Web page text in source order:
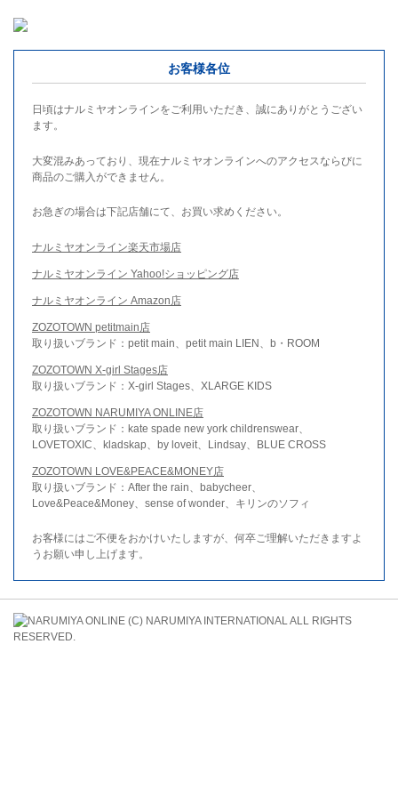
お客様各位
日頃はナルミヤオンラインをご利用いただき、誠にありがとうござい
ます。
大変混みあっており、現在ナルミヤオンラインへのアクセスならびに
商品のご購入ができません。
お急ぎの場合は下記店舗にて、お買い求めください。
ナルミヤオンライン楽天市場店
ナルミヤオンライン Yahoo!ショッピング店
ナルミヤオンライン Amazon店
ZOZOTOWN petitmain店
取り扱いブランド：petit main、petit main LIEN、b・ROOM
ZOZOTOWN X-girl Stages店
取り扱いブランド：X-girl Stages、XLARGE KIDS
ZOZOTOWN NARUMIYA ONLINE店
取り扱いブランド：kate spade new york childrenswear、
LOVETOXIC、kladskap、by loveit、Lindsay、BLUE CROSS
ZOZOTOWN LOVE&PEACE&MONEY店
取り扱いブランド：After the rain、babycheer、
Love&Peace&Money、sense of wonder、キリンのソフィ
お客様にはご不便をおかけいたしますが、何卒ご理解いただきますよ
うお願い申し上げます。